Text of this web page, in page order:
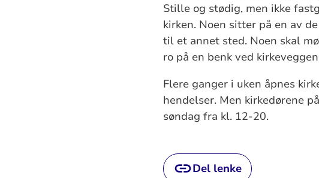
Stille og stødig, men ikke
kirken. Noen sitter på en av
til et annet sted. Noen skal
ro på en benk ved
Flere ganger i uken åpnes
hendelser. Men kirkedørene
søndag fra kl. 12-20.
Del lenke